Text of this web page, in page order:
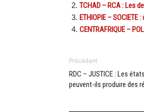
TCHAD – RCA : Les
ETHIOPIE –
CENTRAFRIQUE –
Précédent
RDC – JUSTICE : Les
peuvent-ils produire des